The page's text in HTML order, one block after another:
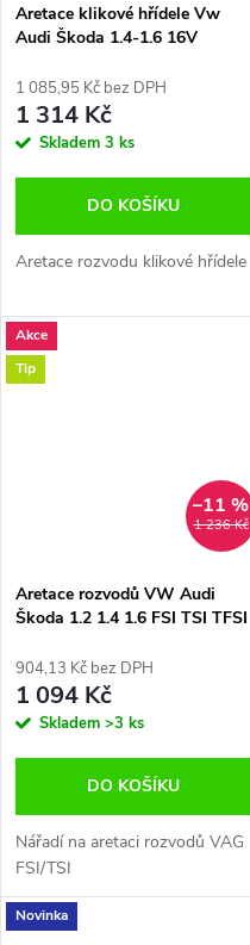
Aretace klikové hřídele Vw
Audi Škoda 1.4-1.6 16V
1 085,95 Kč bez DPH
1 314 Kč
Skladem 3 ks
DO KOŠÍKU
Aretace rozvodu klikové hřídele
Akce
Tip
1 236 Kč
–11 %
Aretace rozvodů VW Audi
Škoda 1.2 1.4 1.6 FSI TSI TFSI
904,13 Kč bez DPH
1 094 Kč
Skladem >3 ks
DO KOŠÍKU
Nářadí na aretaci rozvodů VAG
FSI/TSI
Novinka